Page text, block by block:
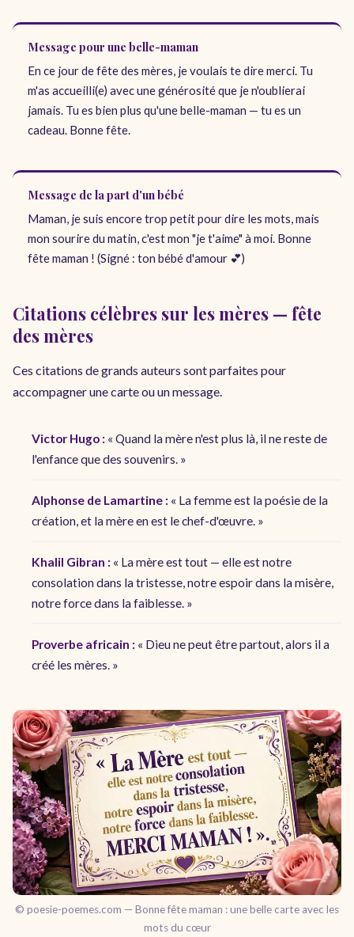
Message pour une belle-maman
En ce jour de fête des mères, je voulais te dire merci. Tu
m'as accueilli(e) avec une générosité que je n'oublierai
jamais. Tu es bien plus qu'une belle-maman — tu es un
cadeau. Bonne fête.
Message de la part d'un bébé
Maman, je suis encore trop petit pour dire les mots, mais
mon sourire du matin, c'est mon "je t'aime" à moi. Bonne
fête maman ! (Signé : ton bébé d'amour 💕)
Citations célèbres sur les mères — fête
des mères
Ces citations de grands auteurs sont parfaites pour
accompagner une carte ou un message.
Victor Hugo : « Quand la mère n'est plus là, il ne reste de
l'enfance que des souvenirs. »
Alphonse de Lamartine : « La femme est la poésie de la
création, et la mère en est le chef-d'œuvre. »
Khalil Gibran : « La mère est tout — elle est notre
consolation dans la tristesse, notre espoir dans la misère,
notre force dans la faiblesse. »
Proverbe africain : « Dieu ne peut être partout, alors il a
créé les mères. »
© poesie-poemes.com — Bonne fête maman : une belle carte avec les
mots du cœur